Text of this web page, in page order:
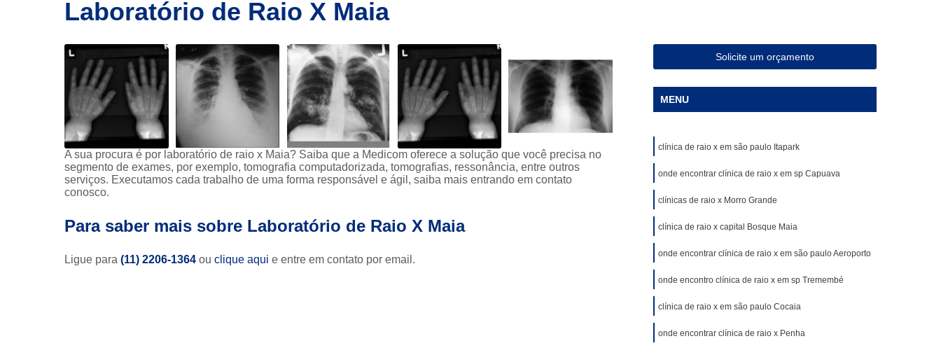
imagem
Exames de
ressonância
magnética
Exames de
tomografia
Exames de
tomografia
computadorizada
Ressonâncias
computadorizada
Clínica de Ressonância Magnética em Sp
Especialista em Ressonância Magnética
Ressonância Magnética
Clínica de Tomografia de Coluna Lombar
Clínica para Angiotomografia
Clínica para Fazer Tomografia
Clínica para Fazer Tomografia Computadorizada
Clínica para Fazer Tomografia do Abdome Superior
Clínica para Realizar Tomografia
Clínica para Tomografia Abdome Total com Contraste
Clínica para Tomografia de Articulações
Clínica para Tomografia de Coluna
Clínica Particular para Fazer Tomografia
Clínica para Exame de Tomografia do Tórax
Clínica para Exames de Tomografia Abdominal
Clínica para Exames de Tomografia Abdominal Total
Clínicas para Exame de Tomografia da Pelve
Laboratório de Raio X Maia
A sua procura é por laboratório de raio x Maia? Saiba que a Medicom oferece a solução que você precisa no
segmento de exames, por exemplo, tomografia computadorizada, tomografias, ressonância, entre outros
serviços. Executamos cada trabalho de uma forma responsável e ágil, saiba mais entrando em contato
conosco.
Para saber mais sobre Laboratório de Raio X Maia
Ligue para (11) 2206-1364 ou clique aqui e entre em contato por email.
Solicite um orçamento
MENU
clínica de raio x em são paulo Itapark
onde encontrar clínica de raio x em sp Capuava
clínicas de raio x Morro Grande
clínica de raio x capital Bosque Maia
onde encontrar clínica de raio x em são paulo Aeroporto
onde encontro clínica de raio x em sp Tremembé
clínica de raio x em são paulo Cocaia
onde encontrar clínica de raio x Penha